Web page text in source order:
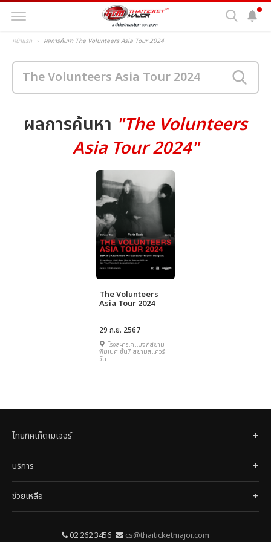
หน้าแรก ผลการค้นหา The Volunteers Asia Tour 2024
ผลการค้นหา "The Volunteers
Asia Tour 2024"
The Volunteers
Asia Tour 2024
29 ก.ย. 2567
โรงละครเคแบงก์สยาม
พิฆเนศ ชั้น7 สยามสแควร์
วัน
ไทยทิคเก็ตเมเจอร์
บริการ
ช่วยเหลือ
02 262 3456 cs@thaiticketmajor.com